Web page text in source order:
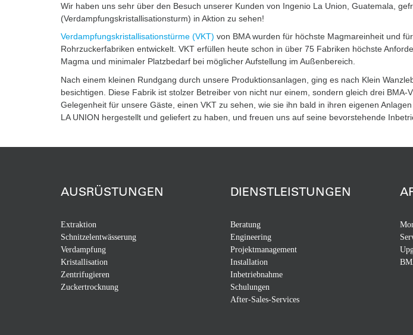
Wir haben uns sehr über den Besuch unserer Kunden von Ingenio La Union, Guatemala,
(Verdampfungskristallisationsturm) in Aktion zu sehen!
Verdampfungskristallisationstürme (VKT) von BMA wurden für höchste Magmareinheit und
Rohrzuckerfabriken entwickelt. VKT erfüllen heute schon in über 75 Fabriken höchste
Magma und minimaler Platzbedarf bei möglicher Aufstellung im Außenbereich.
Nach einem kleinen Rundgang durch unsere Produktionsanlagen, ging es nach Klein
besichtigen. Diese Fabrik ist stolzer Betreiber von nicht nur einem, sondern gleich drei
Gelegenheit für unsere Gäste, einen VKT zu sehen, wie sie ihn bald in ihren eigenen
LA UNION hergestellt und geliefert zu haben, und freuen uns auf seine bevorstehende
AUSRÜSTUNGEN
Extraktion
Schnitzelentwässerung
Verdampfung
Kristallisation
Zentrifugieren
Zuckertrocknung
DIENSTLEISTUNGEN
Beratung
Engineering
Projektmanagement
Installation
Inbetriebnahme
Schulungen
After-Sales-Services